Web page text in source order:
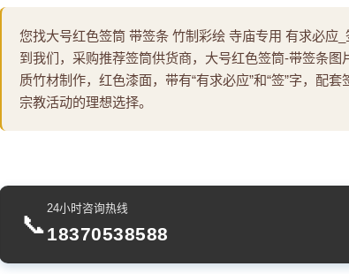
您找大号红色签筒 带签条 竹制彩绘 寺庙专用 有求必应
到我们，采购推荐签筒供货商，大号红色签筒-带签条图
质竹材制作，红色漆面，带有“有求必应”和“签”字，配
宗教活动的理想选择。
📞
24小时咨询热线
18370538588